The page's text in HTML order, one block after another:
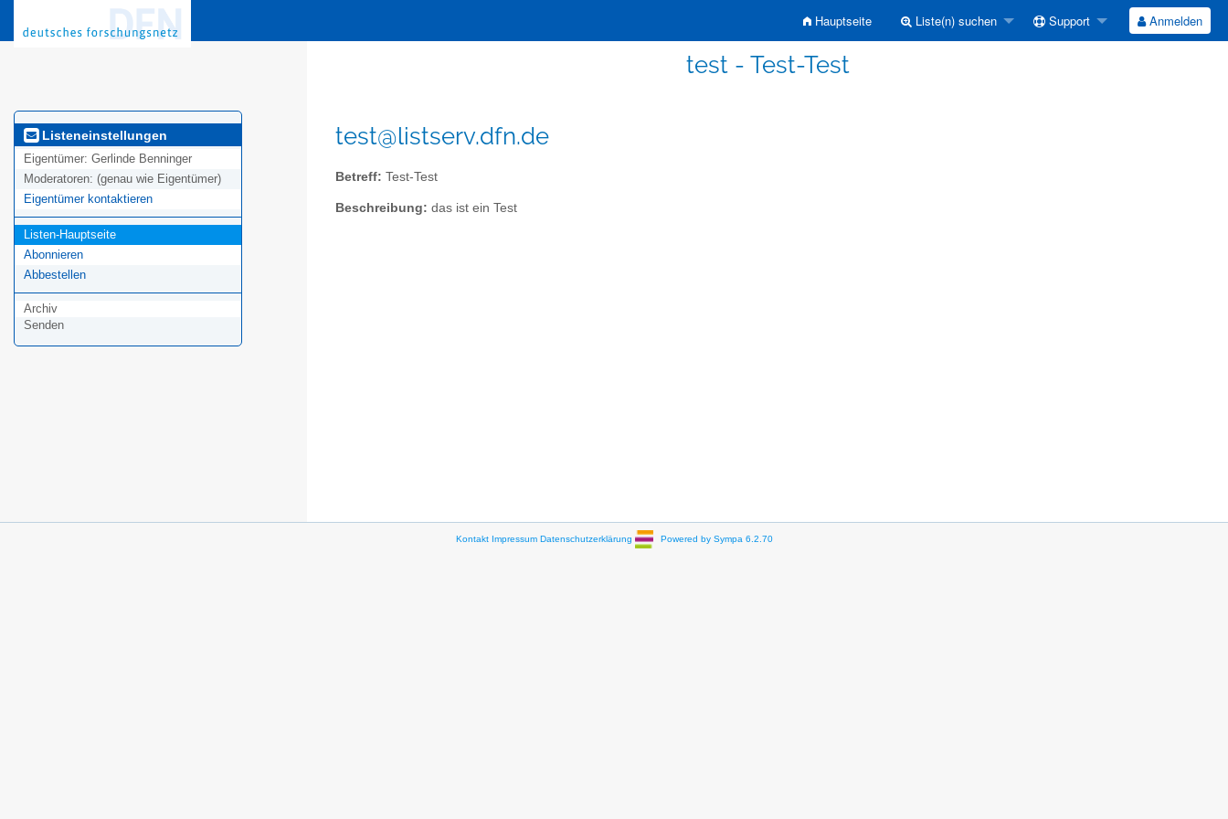
Hauptseite Liste(n) suchen Support Anmelden
test - Test-Test
Listeneinstellungen
Eigentümer: Gerlinde Benninger
Moderatoren: (genau wie Eigentümer)
Eigentümer kontaktieren
Listen-Hauptseite
Abonnieren
Abbestellen
Archiv
Senden
test@listserv.dfn.de
Betreff: Test-Test
Beschreibung: das ist ein Test
Kontakt Impressum Datenschutzerklärung Powered by Sympa 6.2.70